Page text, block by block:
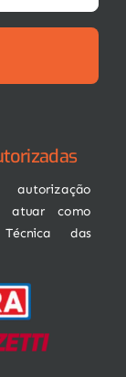
autorização
atuar como
Técnica das